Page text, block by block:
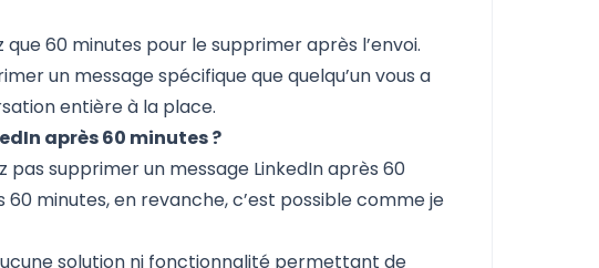
que 60 minutes pour le supprimer après l’envoi.
un message spécifique que quelqu’un vous a
entière à la place.
après 60 minutes ?
pas supprimer un message LinkedIn après 60
60 minutes, en revanche, c’est possiblecomme je
solution ni fonctionnalité permettant de